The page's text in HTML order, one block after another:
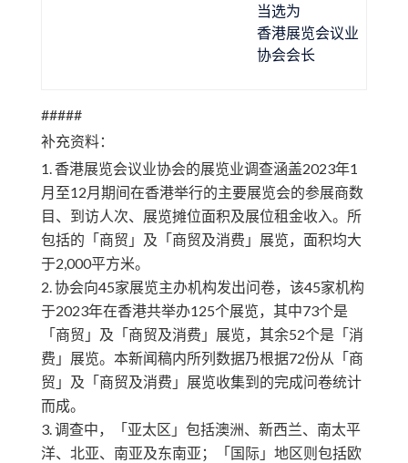
当选为
香港展览会议业
协会会长
#####
补充资料：
香港展览会议业协会的展览业调查涵盖2023年1
月至12月期间在香港举行的主要展览会的参展商数
目、到访人次、展览摊位面积及展位租金收入。所
包括的「商贸」及「商贸及消费」展览，面积均大
于2,000平方米。
协会向45家展览主办机构发出问卷，该45家机构
于2023年在香港共举办125个展览，其中73个是
「商贸」及「商贸及消费」展览，其余52个是「消
费」展览。本新闻稿内所列数据乃根据72份从「商
贸」及「商贸及消费」展览收集到的完成问卷统计
而成。
调查中，「亚太区」包括澳洲、新西兰、南太平
洋、北亚、南亚及东南亚；「国际」地区则包括欧